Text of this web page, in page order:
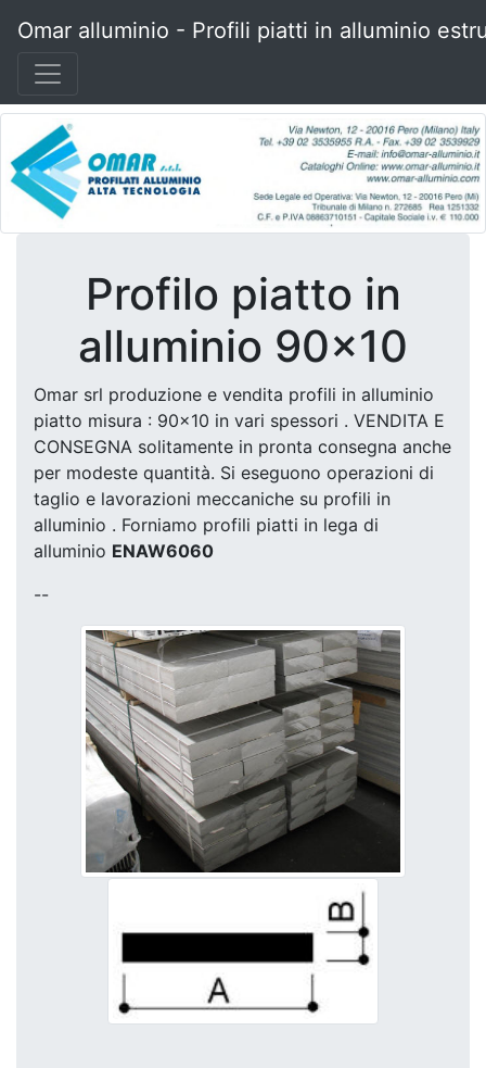
Omar alluminio - Profili piatti in alluminio
Profilo piatto in
alluminio 90x10
Omar srl produzione e vendita profili in alluminio
piatto misura : 90x10 in vari spessori . VENDITA E
CONSEGNA solitamente in pronta consegna anche
per modeste quantità. Si eseguono operazioni di
taglio e lavorazioni meccaniche su profili in
alluminio . Forniamo profili piatti in lega di
alluminio ENAW6060
--